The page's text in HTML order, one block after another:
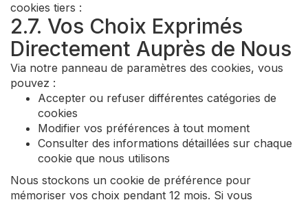
cookies tiers :
2.7. Vos Choix Exprimés
Directement Auprès de Nous
Via notre panneau de paramètres des cookies, vous
pouvez :
Accepter ou refuser différentes catégories de
cookies
Modifier vos préférences à tout moment
Consulter des informations détaillées sur chaque
cookie que nous utilisons
Nous stockons un cookie de préférence pour
mémoriser vos choix pendant 12 mois. Si vous